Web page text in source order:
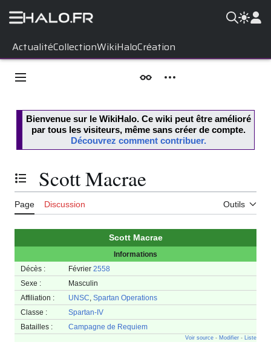
ActualitéCollectionWikiHaloCréation
contenu
Menu principal ApparenceOutils personnels
Bienvenue sur le WikiHalo. Ce wiki peut être amélioré
par tous les visiteurs, même sans créer de compte.
Découvrez comment contribuer.
Basculer la table des matières
Scott Macrae
Page Discussion Outils
Scott Macrae
Informations
Décès :
Février2558
Sexe :
Masculin
Affiliation :
UNSC ,Spartan Operations
Classe :
Spartan-IV
Batailles :
Campagne de Requiem
Voir source - Modifier - Liste
«
On aurait pas réussi
sans vous,
Couldn't have done it on
our own, Commander.
Scott
Macrae à
Palmer,
après avoir
»